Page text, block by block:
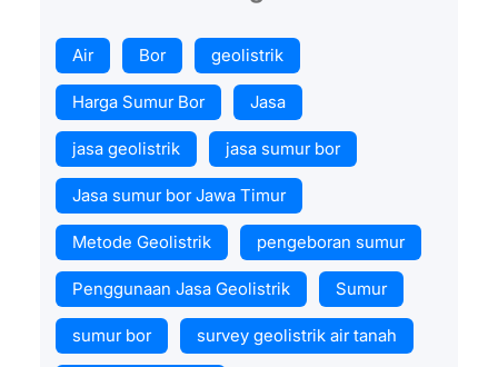
Air Bor geolistrik
Harga Sumur Bor Jasa
jasa geolistrik jasa sumur bor
Jasa sumur bor Jawa Timur
Metode Geolistrik pengeboran sumur
Penggunaan Jasa Geolistrik Sumur
sumur bor survey geolistrik air tanah